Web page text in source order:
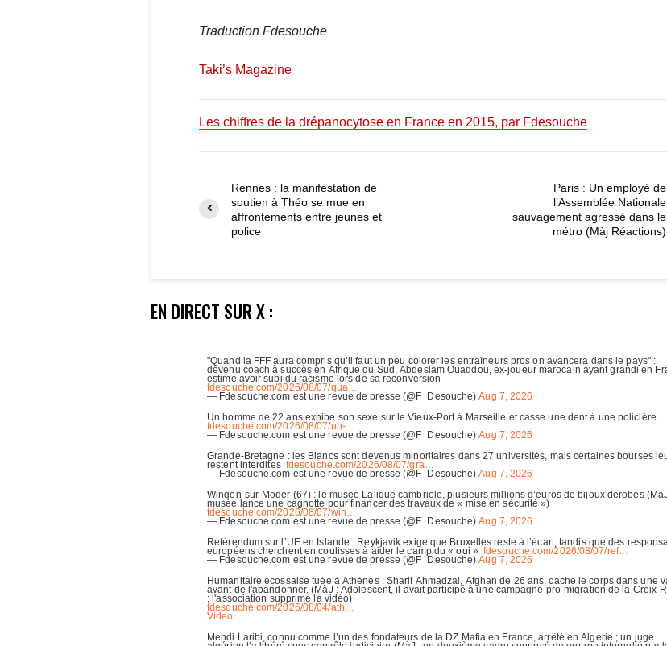
Traduction Fdesouche
Taki’s Magazine
Les chiffres de la drépanocytose en France en 2015, par Fdesouche
Rennes : la manifestation de
soutien à Théo se mue en
affrontements entre jeunes et
police
Paris : Un employé de
l’Assemblée Nationale
sauvagement agressé dans le
métro (Màj Réactions)
EN DIRECT SUR X :